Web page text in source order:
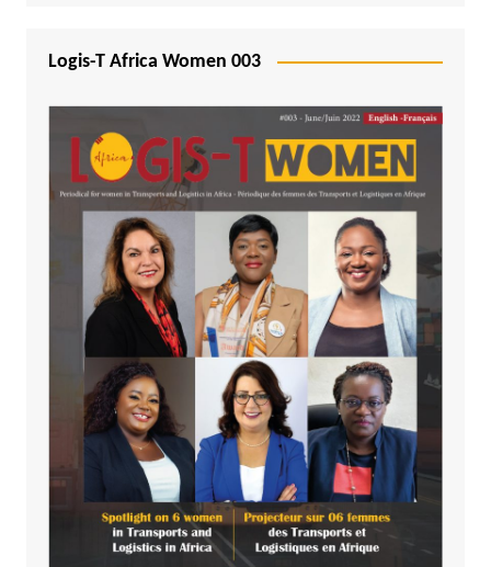
Logis-T Africa Women 003